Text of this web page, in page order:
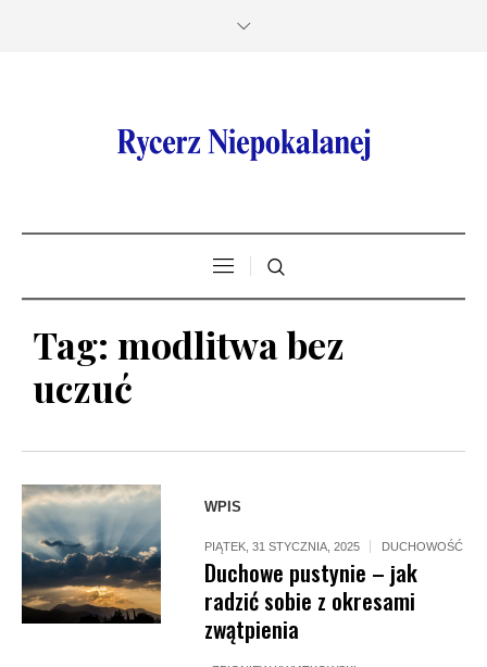
Tag: modlitwa bez
uczuć
WPIS
PIĄTEK, 31 STYCZNIA, 2025 DUCHOWOŚĆ
Duchowe pustynie – jak
radzić sobie z okresami
zwątpienia